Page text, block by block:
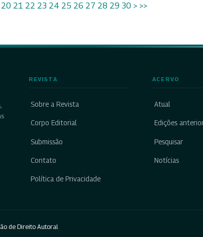
20 21 22 23 24 25 26 27 28 29 30 > >>
REVISTA
Sobre a Revista
Corpo Editorial
Submissão
Contato
Política de Privacidade
ACERVO
Atual
Edições
Pesquisar
Notícias
de Direito Autoral